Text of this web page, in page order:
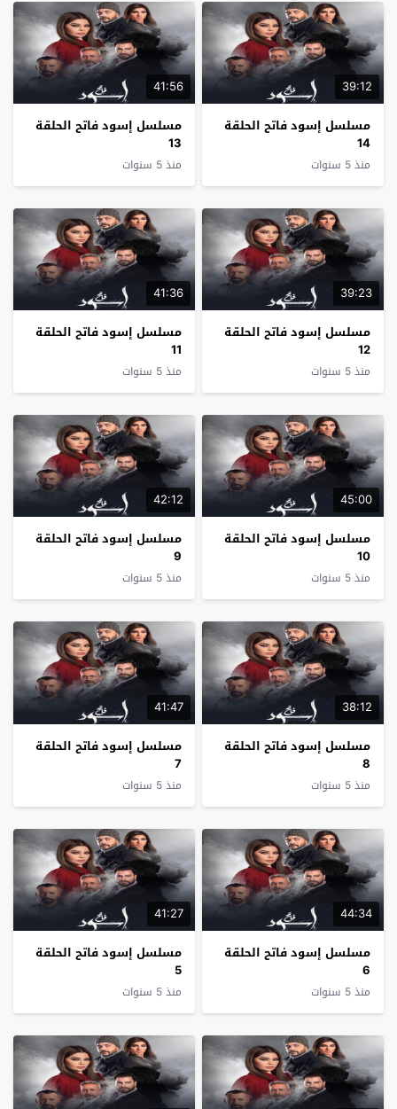
39:12
مسلسل إسود فاتح الحلقة
14
منذ 5 سنوات
41:56
مسلسل إسود فاتح الحلقة
13
منذ 5 سنوات
39:23
مسلسل إسود فاتح الحلقة
12
منذ 5 سنوات
41:36
مسلسل إسود فاتح الحلقة
11
منذ 5 سنوات
45:00
مسلسل إسود فاتح الحلقة
10
منذ 5 سنوات
42:12
مسلسل إسود فاتح الحلقة
9
منذ 5 سنوات
38:12
مسلسل إسود فاتح الحلقة
8
منذ 5 سنوات
41:47
مسلسل إسود فاتح الحلقة
7
منذ 5 سنوات
44:34
مسلسل إسود فاتح الحلقة
6
منذ 5 سنوات
41:27
مسلسل إسود فاتح الحلقة
5
منذ 5 سنوات